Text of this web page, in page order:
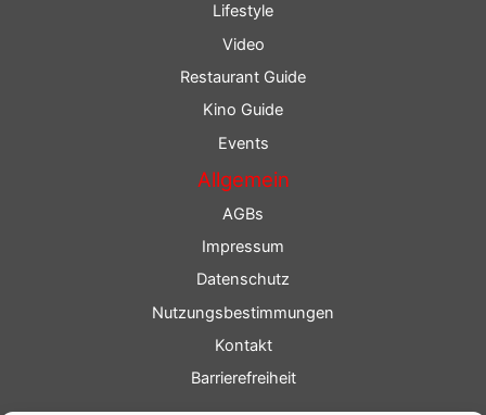
Lifestyle
Video
Restaurant Guide
Kino Guide
Events
Allgemein
AGBs
Impressum
Datenschutz
Nutzungsbestimmungen
Kontakt
Barrierefreiheit